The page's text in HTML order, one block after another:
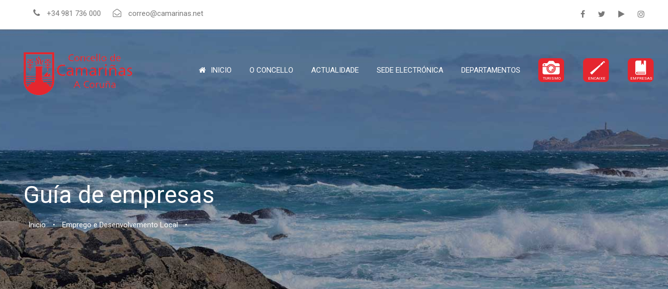
+34 981 736 000 correo@camarinas.net
INICIO O CONCELLO ACTUALIDADE SEDE ELECTRÓNICA DEPARTAMENTOS
TURISMO ENCAIXE EMPRESAS
Guía de empresas
Inicio • Emprego e Desenvolvemento Local •